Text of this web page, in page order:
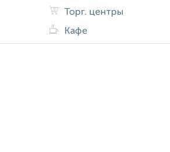
Торг. центры
Кафе